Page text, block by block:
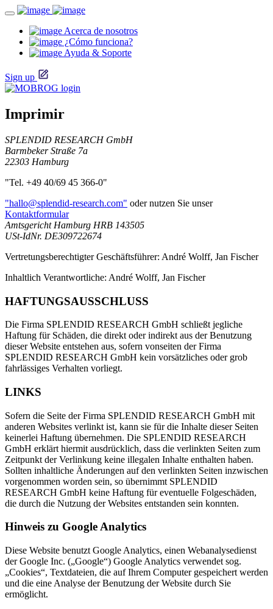
Acerca de nosotros
¿Cómo funciona?
Ayuda & Soporte
Sign up
Imprimir
SPLENDID RESEARCH GmbH
Barmbeker Straße 7a
22303 Hamburg
"Tel. +49 40/69 45 366-0"
"hallo@splendid-research.com" oder nutzen Sie unser
Kontaktformular
Amtsgericht Hamburg HRB 143505
USt-IdNr. DE309722674
Vertretungsberechtigter Geschäftsführer: André Wolff, Jan Fischer
Inhaltlich Verantwortliche: André Wolff, Jan Fischer
HAFTUNGSAUSSCHLUSS
Die Firma SPLENDID RESEARCH GmbH schließt jegliche
Haftung für Schäden, die direkt oder indirekt aus der Benutzung
dieser Website entstehen aus, sofern vonseiten der Firma
SPLENDID RESEARCH GmbH kein vorsätzliches oder grob
fahrlässiges Verhalten vorliegt.
LINKS
Sofern die Seite der Firma SPLENDID RESEARCH GmbH mit
anderen Websites verlinkt ist, kann sie für die Inhalte dieser Seiten
keinerlei Haftung übernehmen. Die SPLENDID RESEARCH
GmbH erklärt hiermit ausdrücklich, dass die verlinkten Seiten zum
Zeitpunkt der Verlinkung keine illegalen Inhalte enthalten haben.
Sollten inhaltliche Änderungen auf den verlinkten Seiten inzwischen
vorgenommen worden sein, so übernimmt SPLENDID
RESEARCH GmbH keine Haftung für eventuelle Folgeschäden,
die durch die Nutzung der Websites entstanden sein konnten.
Hinweis zu Google Analytics
Diese Website benutzt Google Analytics, einen Webanalysedienst
der Google Inc. („Google“) Google Analytics verwendet sog.
„Cookies“, Textdateien, die auf Ihrem Computer gespeichert werden
und die eine Analyse der Benutzung der Website durch Sie
ermöglicht.